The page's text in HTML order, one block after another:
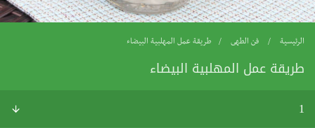
الرئيسية فن الطهى طريقة عمل المهلبية البيضاء
طريقة عمل المهلبية البيضاء
1